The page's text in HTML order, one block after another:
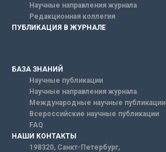
Научные направления журнала
Редакционная коллегия
ПУБЛИКАЦИЯ В ЖУРНАЛЕ
БАЗА ЗНАНИЙ
Научные публикации
Научные направления журнала
Международные научные публикации
Всероссийские научные публикации
FAQ
НАШИ КОНТАКТЫ
198320, Санкт-Петербург,